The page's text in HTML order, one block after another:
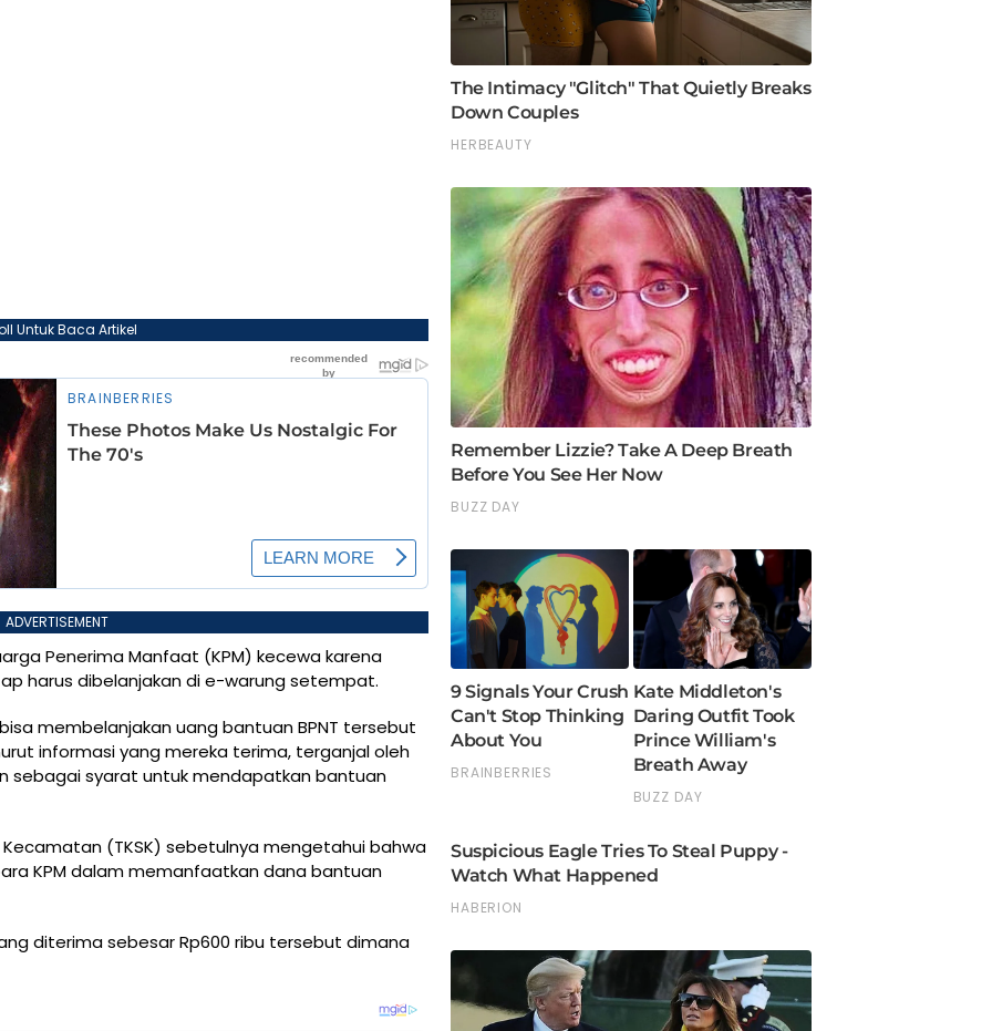
Untuk Baca Artikel
ADVERTISEMENT
Penerima Manfaat (KPM) kecewa karena
harus dibelanjakan di e-warung setempat.
membelanjakan uang bantuan BPNT tersebut
informasi yang mereka terima, terganjal oleh
sebagai syarat untuk mendapatkan bantuan
(TKSK) sebetulnya mengetahui bahwa
KPM dalam memanfaatkan dana bantuan
diterima sebesar Rp600 ribu tersebut dimana